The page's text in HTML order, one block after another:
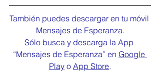
También puedes descargar en tu móvil
Mensajes de Esperanza.
Sólo busca y descarga la App
“Mensajes de Esperanza” en Google
Play o App Store.